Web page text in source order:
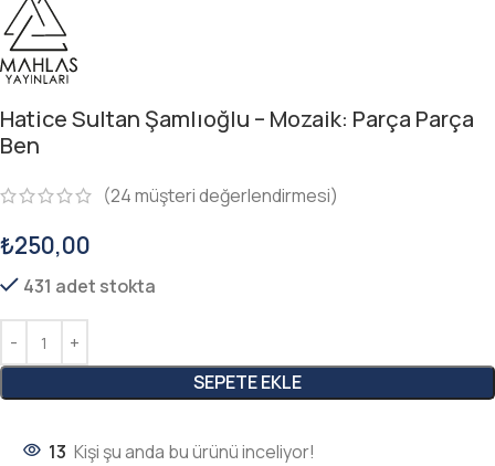
Hatice Sultan Şamlıoğlu – Mozaik: Parça Parça
Ben
(24müşteri değerlendirmesi)
₺250,00
431 adet stokta
SEPETE EKLE
13 Kişi şu anda bu ürünü inceliyor!